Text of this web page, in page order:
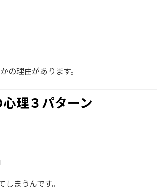
の理由があります。
理３パターン
まうんです。